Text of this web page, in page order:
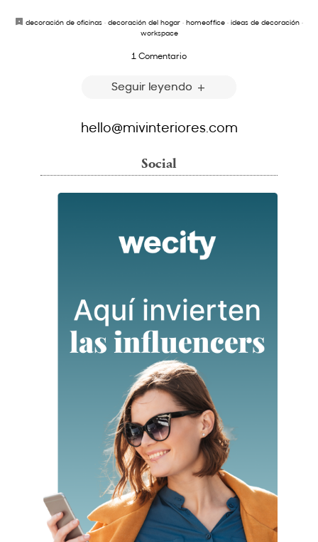
decoración de oficinas · decoración del hogar · homeoffice · ideas de decoración ·
workspace
1 Comentario
Seguir leyendo
hello@mivinteriores.com
Social